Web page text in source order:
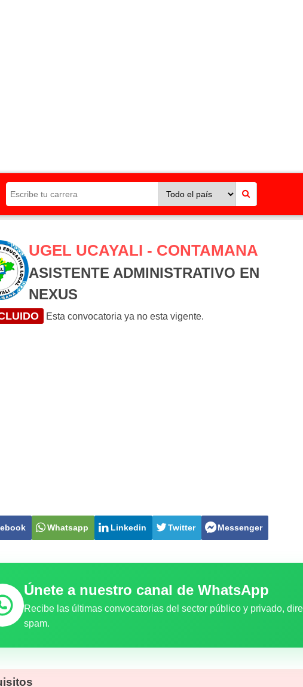
UGEL UCAYALI - CONTAMANA
ASISTENTE ADMINISTRATIVO EN
NEXUS
Esta convocatoria ya no esta vigente.
Whatsapp Linkedin Twitter Messenger
Únete a nuestro canal de WhatsApp
Recibe las últimas convocatorias del sector público y privado,
spam.